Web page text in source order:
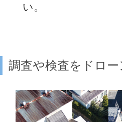
い。
調査や検査をドロ